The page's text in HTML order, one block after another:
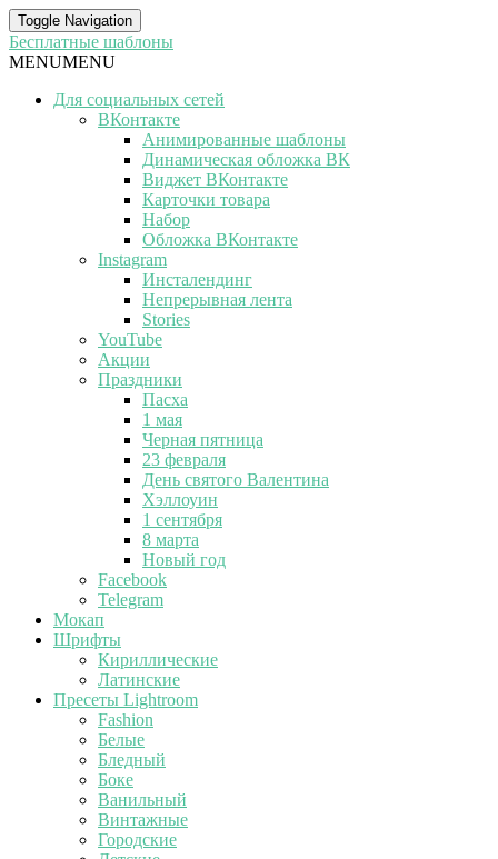
Toggle Navigation
Бесплатные шаблоны
MENUMENU
Для социальных сетей
ВКонтакте
Анимированные шаблоны
Динамическая обложка ВК
Виджет ВКонтакте
Карточки товара
Набор
Обложка ВКонтакте
Instagram
Инсталендинг
Непрерывная лента
Stories
YouTube
Акции
Праздники
Пасха
1 мая
Черная пятница
23 февраля
День святого Валентина
Хэллоуин
1 сентября
8 марта
Новый год
Facebook
Telegram
Мокап
Шрифты
Кириллические
Латинские
Пресеты Lightroom
Fashion
Белые
Бледный
Боке
Ванильный
Винтажные
Городские